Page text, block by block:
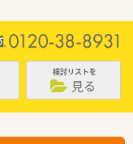
検討リストを
見る